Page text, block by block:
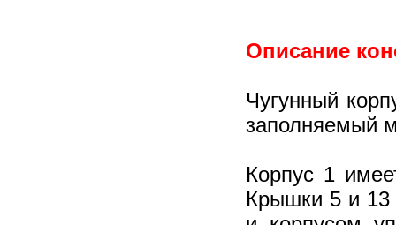
Описание
Чугунный
заполняемый
Корпус 1
Крышки 5 и 13